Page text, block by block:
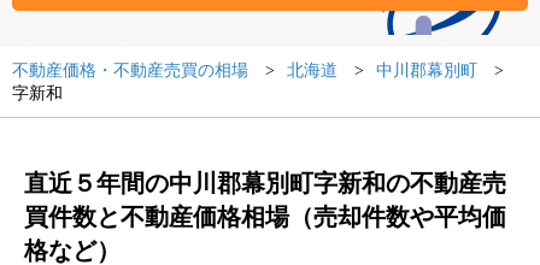
不動産価格・不動産売買の相場 北海道
中川郡幕別町
字新和
直近５年間の中川郡幕別町字新和の不動産売
買件数と不動産価格相場（売却件数や平均価
格など）